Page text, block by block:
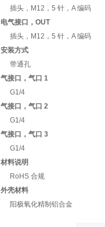
插头，M12，5 针，A 编码
电气接口，OUT
插头，M12，5 针，A 编码
安装方式
带通孔
气接口，气口 1
G1/4
气接口，气口 2
G1/4
气接口，气口 3
G1/4
材料说明
RoHS 合规
外壳材料
阳极氧化精制铝合金